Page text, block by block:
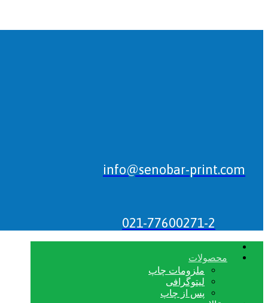
info@senobar-print.com
021-77600271-2
محصولات
ملزومات چاپ
لیتوگرافی
پس از چاپ